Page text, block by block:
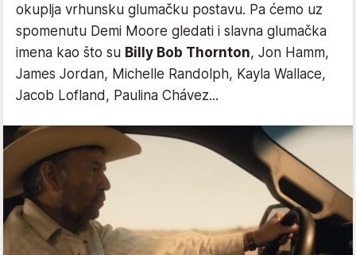
okuplja vrhunsku glumačku postavu. Pa ćemo uz
spomenutu Demi Moore gledati i slavna glumačka
imena kao što su Billy Bob Thornton, Jon Hamm,
James Jordan, Michelle Randolph, Kayla Wallace,
Jacob Lofland, Paulina Chávez...